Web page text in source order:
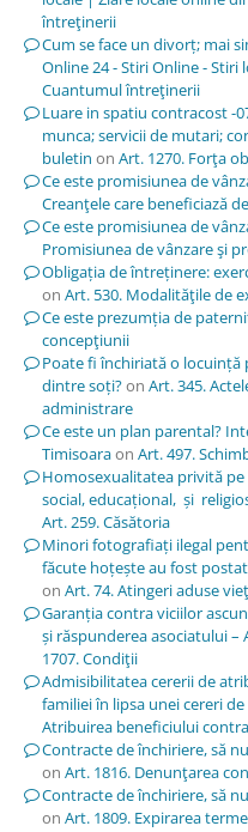
întreţinerii
Cum se face un divorț; mai
Online 24 - Stiri Online - Stiri
Cuantumul întreţinerii
Luare in spatiu contracost -
munca; servicii de mutari;
buletin on Art. 1270. Forţa
Ce este promisiunea de
Creanţele care beneficiază
Ce este promisiunea de
Promisiunea de vânzare şi
Obligația de întreținere:
on Art. 530. Modalităţile de
Ce este prezumția de
concepţiunii
Poate fi închiriată o
dintre soți?on Art. 345.
administrare
Ce este un plan parental?
Timisoaraon Art. 497.
Homosexualitatea privită
social, educațional, și
Art. 259. Căsătoria
Minori fotografiați ilegal
făcute hoțește au fost
on Art. 74. Atingeri aduse
Garanția contra viciilor
și răspunderea asociatului
1707. Condiţii
Admisibilitatea cererii de
familiei în lipsa unei cereri de
Atribuirea beneficiului
Contracte de închiriere, să
on Art. 1816. Denunţarea
Contracte de închiriere, să
on Art. 1809. Expirarea